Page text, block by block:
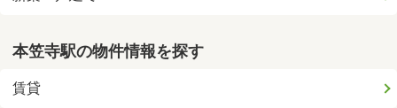
本笠寺駅の物件情報を探す
賃貸